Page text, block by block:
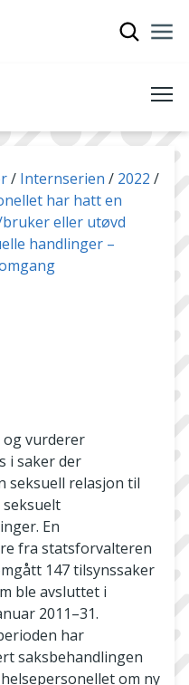
Internserien
2022
har hatt en
eller utøvd
handlinger –
vurderer
i saker der
seksuell relasjon til
En
fra statsforvalteren
147 tilsynssaker
ble avsluttet i
2011–31.
har
saksbehandlingen
om ny